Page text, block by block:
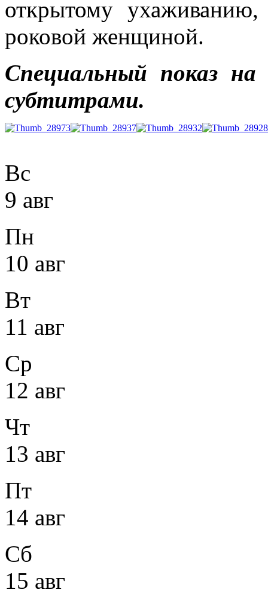
открытому
роковой женщиной.
Специальный показ на
субтитрами.
Вс
9 авг
Пн
10 авг
Вт
11 авг
Ср
12 авг
Чт
13 авг
Пт
14 авг
Сб
15 авг